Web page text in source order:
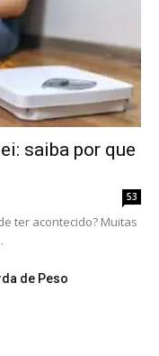
saiba por que
53
ter acontecido? Muitas
de Peso